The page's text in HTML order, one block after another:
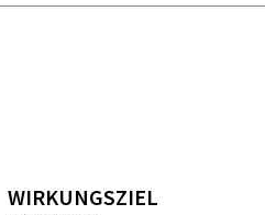
WIRKUNGSZIEL